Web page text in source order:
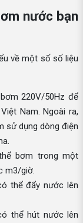
nước bạn
về một số số liệu
220V/50Hz để
Nam. Ngoài ra,
sử dụng dòng điện
bơm trong một
m3/giờ.
thể đẩy nước lên
thể hút nước lên